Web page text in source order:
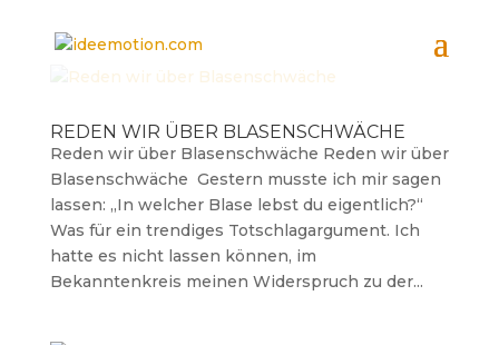
REDEN WIR ÜBER BLASENSCHWÄCHE
Reden wir über Blasenschwäche Reden wir über
Blasenschwäche Gestern musste ich mir sagen
lassen: „In welcher Blase lebst du eigentlich?“
Was für ein trendiges Totschlagargument. Ich
hatte es nicht lassen können, im
Bekanntenkreis meinen Widerspruch zu der...